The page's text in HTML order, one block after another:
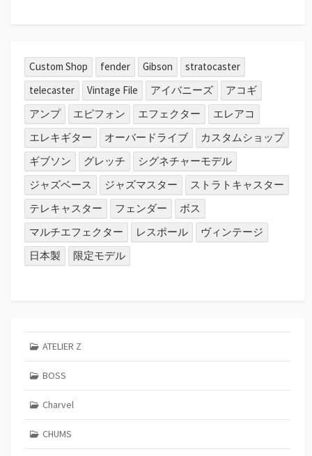
Custom Shop fender Gibson
stratocaster
telecaster
Vintage File アイバニーズ
アコギ
アンプ
エピフォン エフェクター
エレアコ
エレキギター
オーバードライブ
カスタムショップ
ギブソン
グレッチ
シグネチャーモデル
ジャズベース
ジャズマスター
ストラトキャスター
テレキャスター
フェンダー
ボス
マルチエフェクター
レスポール
ヴィンテージ
日本製
限定モデル
ATELIER Z
BOSS
Charvel
CHUMS